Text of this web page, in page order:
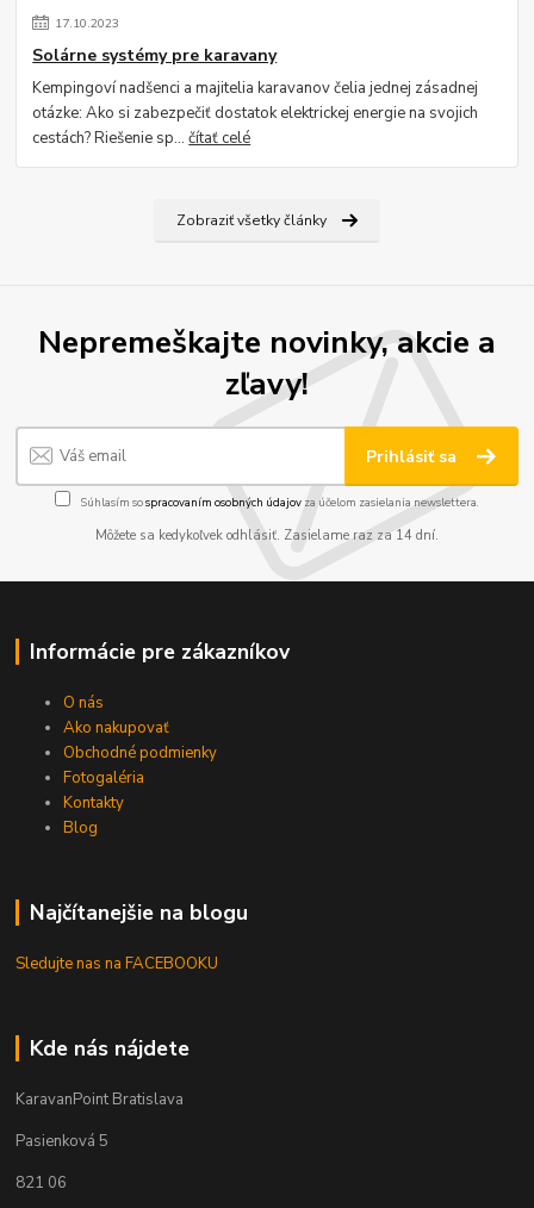
17.10.2023
Solárne systémy pre karavany
Kempingoví nadšenci a majitelia karavanov čelia jednej zásadnej
otázke: Ako si zabezpečiť dostatok elektrickej energie na svojich
cestách? Riešenie sp...čítať celé
Zobraziť všetky články
Nepremeškajte novinky, akcie a
zľavy!
Prihlásiť sa
Súhlasím sospracovaním osobných údajov za účelom zasielania newslettera.
Môžete sa kedykoľvek odhlásiť. Zasielame raz za 14 dní.
Informácie pre zákazníkov
O nás
Ako nakupovať
Obchodné podmienky
Fotogaléria
Kontakty
Blog
Najčítanejšie na blogu
Sledujte nas na FACEBOOKU
Kde nás nájdete
KaravanPoint Bratislava
Pasienková 5
821 06